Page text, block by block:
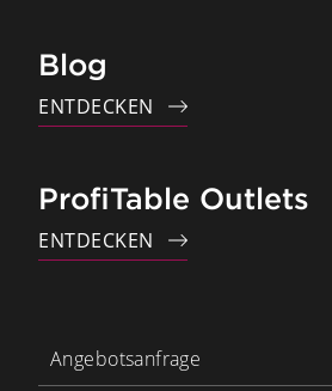
Blog
ENTDECKEN
ProfiTable Outlets
ENTDECKEN
Angebotsanfrage